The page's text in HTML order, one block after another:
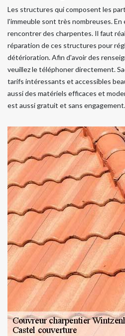
Les structures qui composent les
l'immeuble sont très nombreuses.
rencontrer des charpentes. Il faut
réparation de ces structures pour
détérioration. Afin d'avoir des
veuillez le téléphoner directement.
tarifs intéressants et accessibles
aussi des matériels efficaces et
est aussi gratuit et sans engagement.